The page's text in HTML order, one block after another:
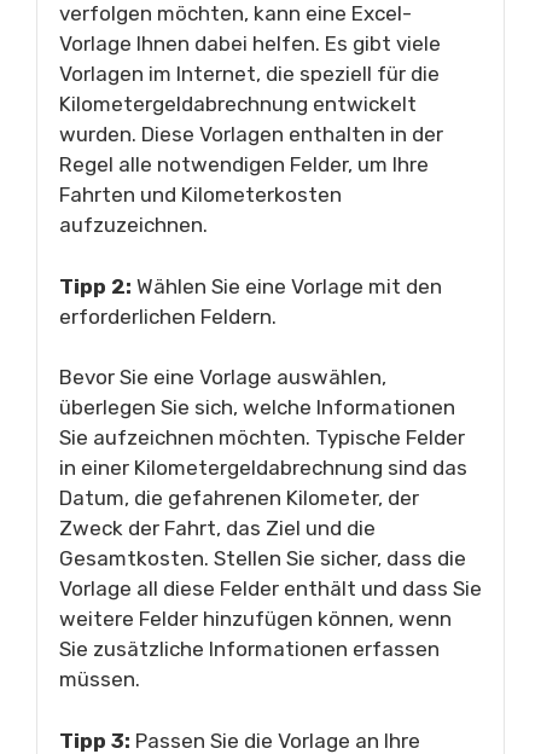
verfolgen möchten, kann eine Excel-
Vorlage Ihnen dabei helfen. Es gibt viele
Vorlagen im Internet, die speziell für die
Kilometergeldabrechnung entwickelt
wurden. Diese Vorlagen enthalten in der
Regel alle notwendigen Felder, um Ihre
Fahrten und Kilometerkosten
aufzuzeichnen.
Tipp 2: Wählen Sie eine Vorlage mit den
erforderlichen Feldern.
Bevor Sie eine Vorlage auswählen,
überlegen Sie sich, welche Informationen
Sie aufzeichnen möchten. Typische Felder
in einer Kilometergeldabrechnung sind das
Datum, die gefahrenen Kilometer, der
Zweck der Fahrt, das Ziel und die
Gesamtkosten. Stellen Sie sicher, dass die
Vorlage all diese Felder enthält und dass Sie
weitere Felder hinzufügen können, wenn
Sie zusätzliche Informationen erfassen
müssen.
Tipp 3: Passen Sie die Vorlage an Ihre